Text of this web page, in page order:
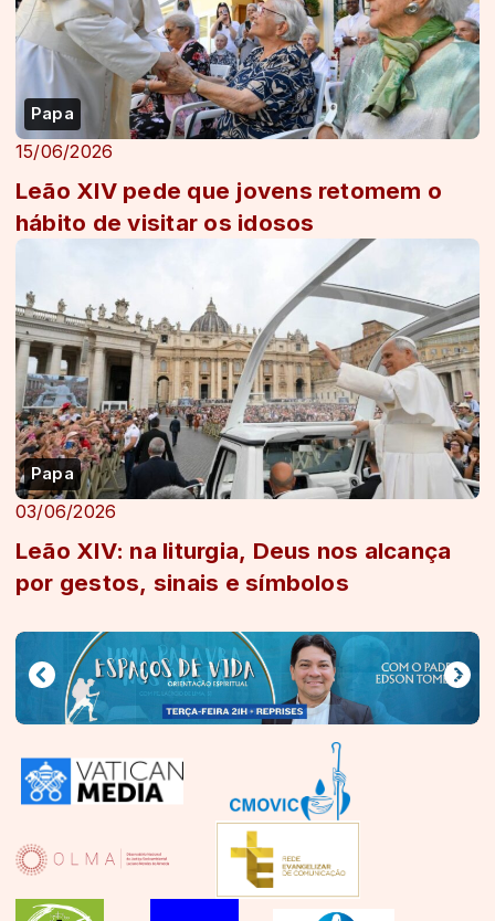
Papa
15/06/2026
Leão XIV pede que jovens retomem o
hábito de visitar os idosos
Papa
03/06/2026
Leão XIV: na liturgia, Deus nos alcança
por gestos, sinais e símbolos